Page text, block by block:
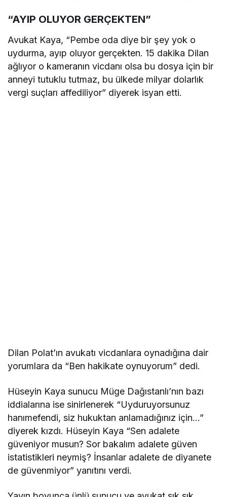
“AYIP OLUYOR GERÇEKTEN”
Avukat Kaya, “Pembe oda diye bir şey yok o
uydurma, ayıp oluyor gerçekten. 15 dakika Dilan
ağlıyor o kameranın vicdanı olsa bu dosya için bir
anneyi tutuklu tutmaz, bu ülkede milyar dolarlık
vergi suçları affediliyor” diyerek isyan etti.
Dilan Polat’ın avukatı vicdanlara oynadığına dair
yorumlara da “Ben hakikate oynuyorum” dedi.
Hüseyin Kaya sunucu Müge Dağıstanlı’nın bazı
iddialarına ise sinirlenerek “Uyduruyorsunuz
hanımefendi, siz hukuktan anlamadığınız için…”
diyerek kızdı. Hüseyin Kaya “Sen adalete
güveniyor musun? Sor bakalım adalete güven
istatistikleri neymiş? İnsanlar adalete de diyanete
de güvenmiyor” yanıtını verdi.